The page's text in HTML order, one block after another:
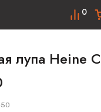
0
лупа Heine C